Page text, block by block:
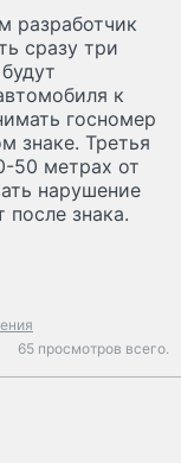
разработчик
сразу три
к
госномер
знаке. Третья
50 метрах от
нарушение
знака.
65 просмотров всего.